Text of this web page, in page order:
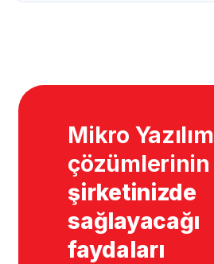
Mikro Yazılım
çözümlerinin
şirketinizde
sağlayacağı
faydaları